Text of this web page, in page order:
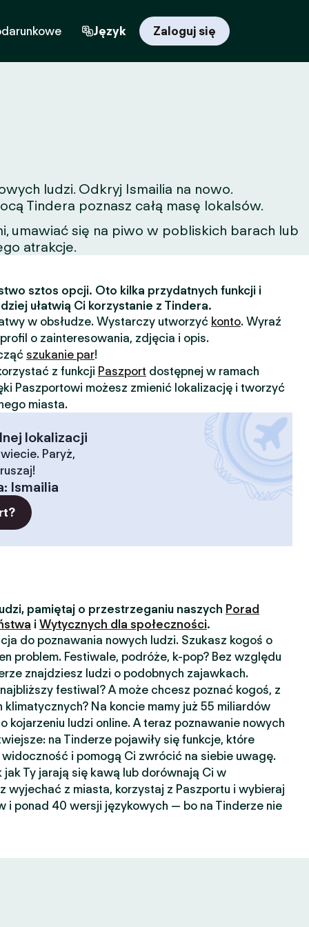
Język Zaloguj się
ludzi. Odkryj Ismailia na nowo.
Tindera poznasz całą masę lokalsów.
umawiać się na piwo w pobliskich barach lub
atrakcje.
sztos opcji. Oto kilka przydatnych funkcji i
ułatwią Ci korzystanie z Tindera.
w obsłudze. Wystarczy utworzyć konto. Wyraź
o zainteresowania, zdjęcia i opis.
szukanie par!
z funkcji Paszport dostępnej w ramach
Paszportowi możesz zmienić lokalizację i tworzyć
miasta.
lokalizacji
Paryż,
: Ismailia
pamiętaj o przestrzeganiu naszych Porad
i Wytycznych dla społeczności.
do poznawania nowych ludzi. Szukasz kogoś o
problem. Festiwale, podróże, k-pop? Bez względu
znajdziesz ludzi o podobnych zajawkach.
festiwal? A może chcesz poznać kogoś, z
klimatycznych? Na koncie mamy już 55 miliardów
kojarzeniu ludzi online. A teraz poznawanie nowych
na Tinderze pojawiły się funkcje, które
i pomogą Ci zwrócić na siebie uwagę.
Ty jarają się kawą lub dorównają Ci w
wyjechać z miasta, korzystaj z Paszportu i wybieraj
i ponad 40 wersji językowych — bo na Tinderze nie